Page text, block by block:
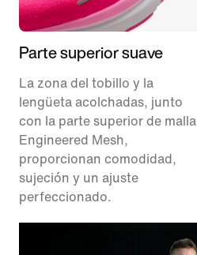
Parte superior suave
La zona del tobillo y la
lengüeta acolchadas, junto
con la parte superior de malla
Engineered Mesh,
proporcionan comodidad,
sujeción y un ajuste
perfeccionado.